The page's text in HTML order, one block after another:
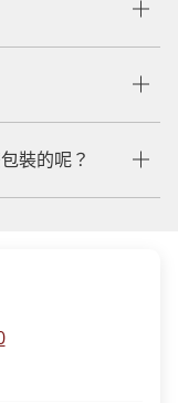
裝的呢？